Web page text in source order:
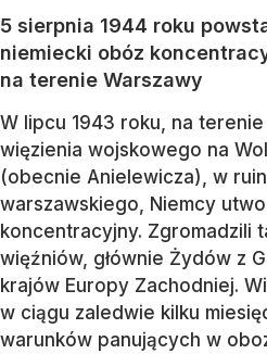
5 sierpnia 1944 roku
niemiecki obóz
na terenie Warszawy
W lipcu 1943 roku, na
więzienia wojskowego na
(obecnie Anielewicza), w
warszawskiego, Niemcy
koncentracyjny. Zgromadzili
więźniów, głównie Żydów z
krajów Europy Zachodniej.
w ciągu zaledwie kilku
warunków panujących w